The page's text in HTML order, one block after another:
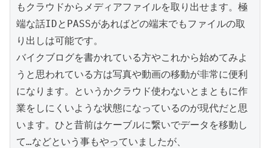
もクラウドからメディアファイルを取り出せます。極
端な話IDとPASSがあればどの端末でもファイルの取
り出しは可能です。
バイクブログを書かれている方やこれから始めてみよ
うと思われている方は写真や動画の移動が非常に便利
になります。というかクラウド使わないとまともに作
業をしにくいような状態になっているのが現代だと思
います。ひと昔前はケーブルに繋いでデータを移動し
て…などという事もやっていましたが、